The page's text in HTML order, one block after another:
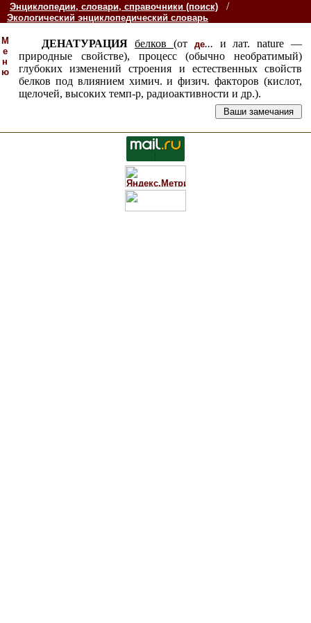
Энциклопедии, словари, справочники (поиск) /
Экологический энциклопедический словарь
М
е
н
ю
ДЕНАТУРАЦИЯбелков (от де... и лат. nature —
природные свойстве), процесс (обычно необратимый)
глубоких изменений строения и естественных свойств
белков под влиянием химич. и физич. факторов (кислот,
щелочей, высоких темп-р, радиоактивности и др.).